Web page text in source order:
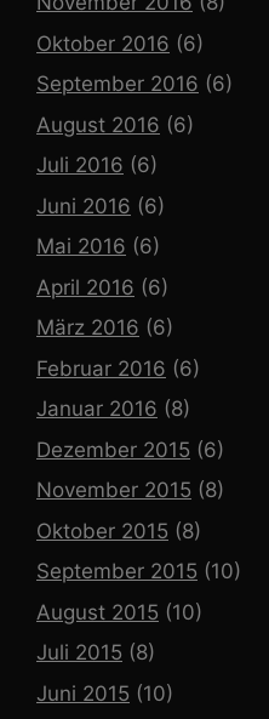
Oktober 2016 (6)
September 2016 (6)
August 2016 (6)
Juli 2016 (6)
Juni 2016 (6)
Mai 2016 (6)
April 2016 (6)
März 2016 (6)
Februar 2016 (6)
Januar 2016 (8)
Dezember 2015 (6)
November 2015 (8)
Oktober 2015 (8)
September 2015 (10)
August 2015 (10)
Juli 2015 (8)
Juni 2015 (10)